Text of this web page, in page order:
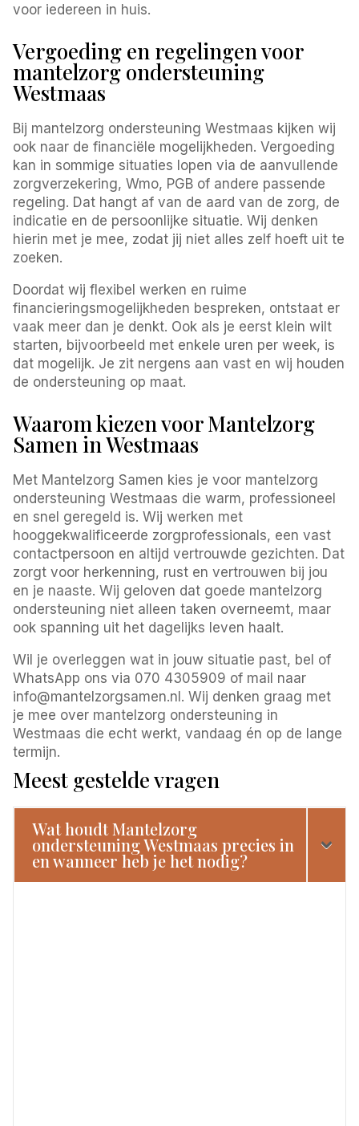
voor iedereen in huis.
Vergoeding en regelingen voor
mantelzorg ondersteuning
Westmaas
Bij mantelzorg ondersteuning Westmaas kijken wij
ook naar de financiële mogelijkheden. Vergoeding
kan in sommige situaties lopen via de aanvullende
zorgverzekering, Wmo, PGB of andere passende
regeling. Dat hangt af van de aard van de zorg, de
indicatie en de persoonlijke situatie. Wij denken
hierin met je mee, zodat jij niet alles zelf hoeft uit te
zoeken.
Doordat wij flexibel werken en ruime
financieringsmogelijkheden bespreken, ontstaat er
vaak meer dan je denkt. Ook als je eerst klein wilt
starten, bijvoorbeeld met enkele uren per week, is
dat mogelijk. Je zit nergens aan vast en wij houden
de ondersteuning op maat.
Waarom kiezen voor Mantelzorg
Samen in Westmaas
Met Mantelzorg Samen kies je voor mantelzorg
ondersteuning Westmaas die warm, professioneel
en snel geregeld is. Wij werken met
hooggekwalificeerde zorgprofessionals, een vast
contactpersoon en altijd vertrouwde gezichten. Dat
zorgt voor herkenning, rust en vertrouwen bij jou
en je naaste. Wij geloven dat goede mantelzorg
ondersteuning niet alleen taken overneemt, maar
ook spanning uit het dagelijks leven haalt.
Wil je overleggen wat in jouw situatie past, bel of
WhatsApp ons via 070 4305909 of mail naar
info@mantelzorgsamen.nl. Wij denken graag met
je mee over mantelzorg ondersteuning in
Westmaas die echt werkt, vandaag én op de lange
termijn.
Meest gestelde vragen
Wat houdt Mantelzorg
ondersteuning Westmaas precies in
en wanneer heb je het nodig?